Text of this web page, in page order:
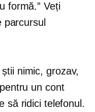
formă.” Veți
nimic, grozav,
un cont
să ridici telefonul.